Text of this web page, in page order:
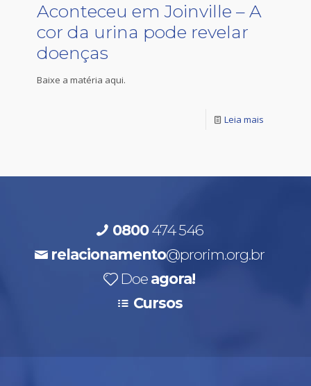
Aconteceu em Joinville – A
cor da urina pode revelar
doenças
Baixe a matéria aqui.
Leia mais
0800474 546
relacionamento@prorim.org.br
Doe agora!
Cursos